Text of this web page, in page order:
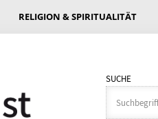
RELIGION & SPIRITUALITÄT
SUCHE